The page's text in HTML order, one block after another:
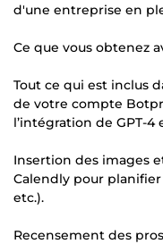
d'une entreprise en
Ce que vous obtenez
Tout ce qui est inclus
de votre compte
l’intégration de GPT-
Insertion des images
Calendly pour planifier
etc.).
Recensement des